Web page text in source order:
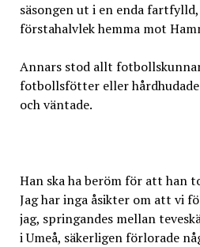
säsongen ut i en enda
förstahalvlek hemma mot
Annars stod allt
fotbollsfötter eller
och väntade.
Han ska ha beröm för att han
Jag har inga åsikter om att vi
jag, springandes mellan
i Umeå, säkerligen förlorade